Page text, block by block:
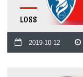
LOSS
2019-10-12